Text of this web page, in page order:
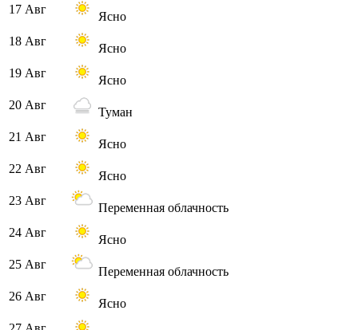
17 Авг
Ясно
18 Авг
Ясно
19 Авг
Ясно
20 Авг
Туман
21 Авг
Ясно
22 Авг
Ясно
23 Авг
Переменная облачность
24 Авг
Ясно
25 Авг
Переменная облачность
26 Авг
Ясно